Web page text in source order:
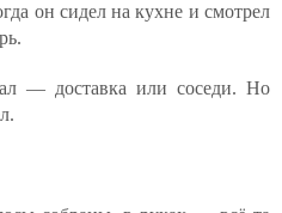
он сидел на кухне и смотрел
— доставка или соседи. Но